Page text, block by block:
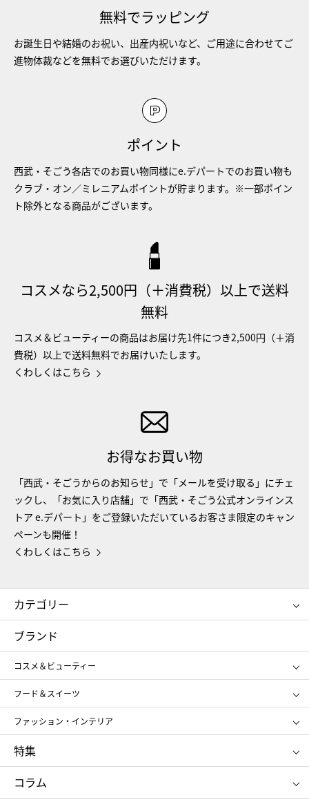
無料でラッピング
お誕生日や結婚のお祝い、出産内祝いなど、ご用途に合わせてご
進物体裁などを無料でお選びいただけます。
ポイント
西武・そごう各店でのお買い物同様にe.デパートでのお買い物も
クラブ・オン／ミレニアムポイントが貯まります。※一部ポイン
ト除外となる商品がございます。
コスメなら2,500円（＋消費税）以上で送料
無料
コスメ＆ビューティーの商品はお届け先1件につき2,500円（＋消
費税）以上で送料無料でお届けいたします。
くわしくはこちら
お得なお買い物
「西武・そごうからのお知らせ」で「メールを受け取る」にチェ
ックし、「お気に入り店舗」で「西武・そごう公式オンラインス
トア e.デパート」をご登録いただいているお客さま限定のキャン
ペーンも開催！
くわしくはこちら
カテゴリー
コスメ＆ビューティー
ギフト
レディース
メンズ
スポーツ・アウトドア
お中元
お歳暮
ブランド
コスメ＆ビューティー
SHISEIDO
ポール&ジョー ボーテ
ジルスチュアート
NARS
RMK
クリニーク
SK-Ⅱ
フード＆スイーツ
アンリ・シャルパンティエ
ゴディバ
新宿高野
たねや
ねんりん家
ファッション・インテリア
ポロ ラルフ ローレン
タケオ キクチ
ママ＆キッズ
シュタイフ
特集
お中元
ひな人形
五月人形
コラム